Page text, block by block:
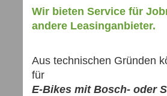
Wir bieten Service für
andere Leasinganbieter.
Aus technischen Gründen
für
E-Bikes mit Bosch- oder